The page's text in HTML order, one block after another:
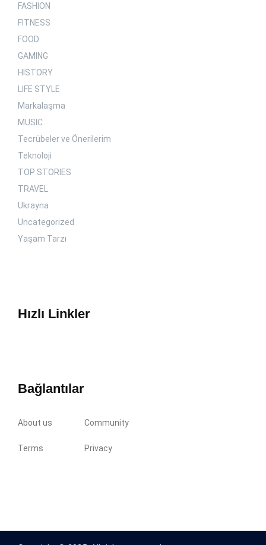
FASHION
FITNESS
FOOD
GAMING
HISTORY
LIFE STYLE
Markalaşma
MUSIC
Tecrübeler ve Önerilerim
Teknoloji
TOP STORIES
TRAVEL
Ukrayna
Uncategorized
Yaşam Tarzı
Hızlı Linkler
Bağlantılar
About us Community
Terms Privacy